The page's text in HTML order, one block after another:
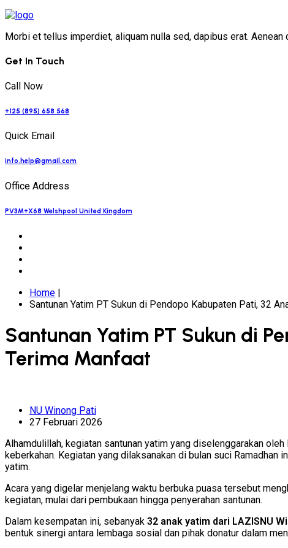
Morbi et tellus imperdiet, aliquam nulla sed, dapibus erat.
Get In Touch
Call Now
+125 (895) 658 568
Quick Email
info.help@gmail.com
Office Address
PV3M+X68 Welshpool United Kingdom
Home
Santunan Yatim PT Sukun di Pendopo Kabupaten Pati, 32
Santunan Yatim PT Sukun di
Terima Manfaat
NU Winong Pati
27 Februari 2026
Alhamdulillah, kegiatan santunan yatim yang diselenggarakan oleh
keberkahan. Kegiatan yang dilaksanakan di bulan suci
yatim.
Acara yang digelar menjelang waktu berbuka puasa tersebut
kegiatan, mulai dari pembukaan hingga penyerahan santunan.
Dalam kesempatan ini, sebanyak 32 anak yatim dari LAZISNU
bentuk sinergi antara lembaga sosial dan pihak donatur dalam